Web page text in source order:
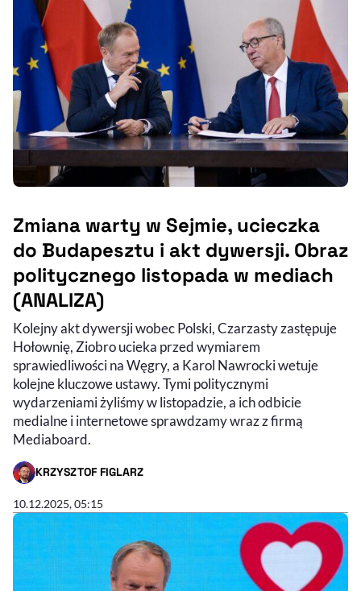
Zmiana warty w Sejmie, ucieczka
do Budapesztu i akt dywersji. Obraz
politycznego listopada w mediach
(ANALIZA)
Kolejny akt dywersji wobec Polski, Czarzasty zastępuje
Hołownię, Ziobro ucieka przed wymiarem
sprawiedliwości na Węgry, a Karol Nawrocki wetuje
kolejne kluczowe ustawy. Tymi politycznymi
wydarzeniami żyliśmy w listopadzie, a ich odbicie
medialne i internetowe sprawdzamy wraz z firmą
Mediaboard.
KRZYSZTOF FIGLARZ
- AUTOR ARTYKUŁU - PROFIL
10.12.2025, 05:15